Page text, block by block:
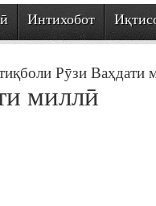
Интихобот
Рӯзи Ваҳдати
миллӣ